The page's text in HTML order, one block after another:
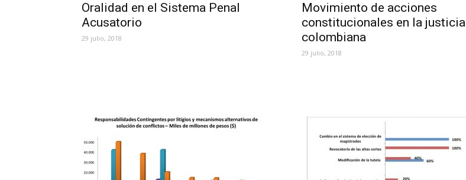
Oralidad en el Sistema Penal
Acusatorio
29 julio, 2018
Movimiento de acciones
constitucionales en la justicia
colombiana
29 julio, 2018